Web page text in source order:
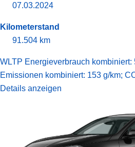
07.03.2024
Kilometerstand
91.504 km
WLTP Energieverbrauch kombiniert:
Emissionen kombiniert: 153 g/km;
Details anzeigen